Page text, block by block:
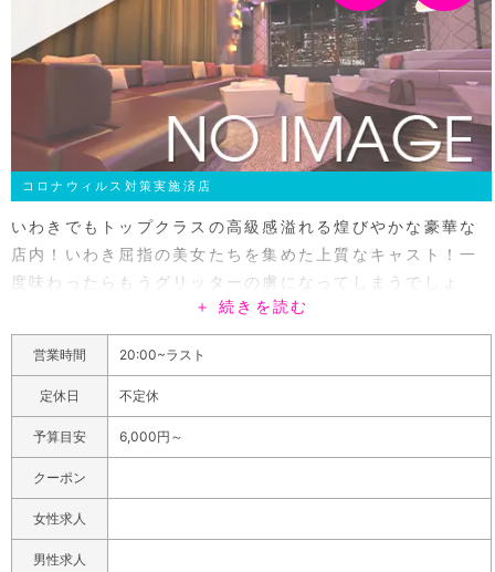
ような気分で楽しんでくださいね！
コロナウィルス対策実施済店
いわきでもトップクラスの高級感溢れる煌びやかな豪華な
店内！いわき屈指の美女たちを集めた上質なキャスト！一
度味わったらもうグリッターの虜になってしまうでしょ
う。ハイクオリティなキャバクラでいわきの夜を思う存分
楽しもう！黒を基調にしたフロアと白を基調にしたフロア
に分かれており白と黒のモノトーンなコントラストがおシ
ャレに演出！スペースをふんだんに使った広く余裕のある
席はお一人様はもちろん、団体様でもゆったり寛ぐ事が可
能です。在籍キャストは20代メインの若い女性が多く在籍
してます。お店が自信を持っておススメできるよう厳選に
厳選を重ねた容姿、接客共にハイレベルなキャストが揃っ
てます。
＋ 続きを読む
営業時間 20:00~ラスト
定休日 不定休
予算目安 6,000円～
クーポン
女性求人
男性求人